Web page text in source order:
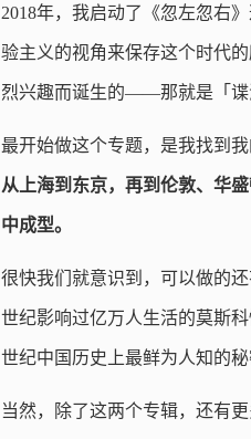
2018年，我启动了《忽左忽右
验主义的视角来保存这个时代
烈兴趣而诞生的——那就是「谍
最开始做这个专题，是我找到
从上海到东京，再到伦敦、华
中成型。
很快我们就意识到，可以做的
世纪影响过亿万人生活的莫斯
世纪中国历史上最鲜为人知的
当然，除了这两个专辑，还有